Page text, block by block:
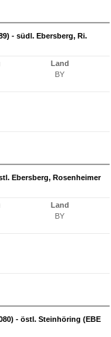
- südl. Ebersberg, Ri.
Land
BY
Ebersberg, Rosenheimer
Land
BY
- östl. Steinhöring (EBE